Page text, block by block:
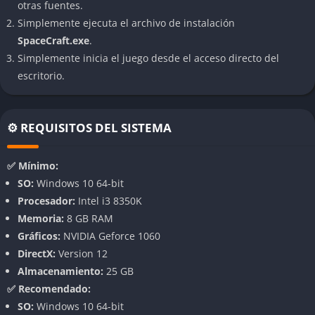
Comercio y economía dinámica
Las estaciones espaciales tienen mercados cambiantes que
permiten ganar dinero transportando mercancías entre
progreso tecnológico.
Jugabilidad
Libertad total para progresar
La jugabilidad de SpaceCraft se centra en la libertad y la
experimentación, permitiendo avanzar mediante combate,
minería o comercio espacial. El progreso resulta bastante
adictivo porque cada mejora desbloquea nuevas posibilidades
de exploración.
otras fuentes.
Simplemente ejecuta el archivo de instalación
SpaceCraft.exe.
Simplemente inicia el juego desde el acceso directo del
escritorio.
⚙️ REQUISITOS DEL SISTEMA
✅ Mínimo:
SO: Windows 10 64-bit
Procesador: Intel i3 8350K
Memoria: 8 GB RAM
Gráficos: NVIDIA Geforce 1060
DirectX: Version 12
Almacenamiento: 25 GB
✅ Recomendado:
SO: Windows 10 64-bit